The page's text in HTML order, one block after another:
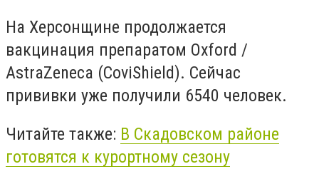
На Херсонщине продолжается
вакцинация препаратом Oxford /
AstraZeneca (CoviShield). Сейчас
прививки уже получили 6540 человек.
Читайте также: В Скадовском районе
готовятся к курортному сезону